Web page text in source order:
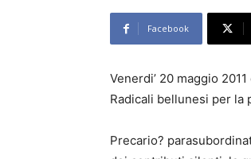
Facebook
Venerdi’ 20 maggio
Radicali bellunesi per la
Precario?